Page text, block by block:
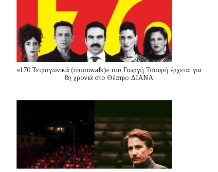
«170 Τετραγωνικά (moonwalk)» του Γιωργή Τσουρή έρχεται για
8η χρονιά στο Θέατρο ΔΙΑΝΑ